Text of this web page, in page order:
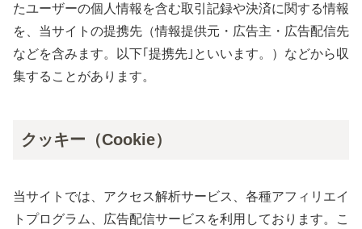
たユーザーの個人情報を含む取引記録や決済に関する情報
を、当サイトの提携先（情報提供元・広告主・広告配信先
などを含みます。以下｢提携先｣といいます。）などから収
集することがあります。
クッキー（Cookie）
当サイトでは、アクセス解析サービス、各種アフィリエイ
トプログラム、広告配信サービスを利用しております。こ